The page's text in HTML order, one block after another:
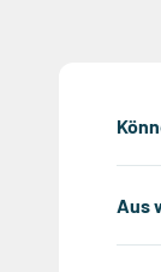
Aus